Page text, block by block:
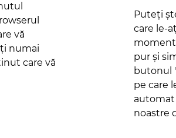
vă
numai
care vă
Puteți
care le-
pur și
butonul
pe care
automat
noastre